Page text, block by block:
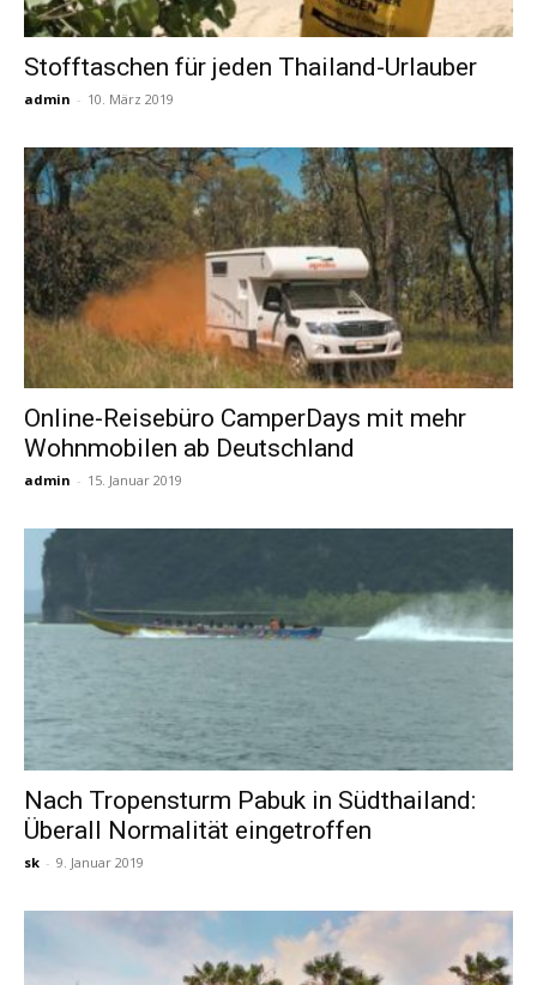
Stofftaschen für jeden Thailand-Urlauber
admin - 10. März 2019
Online-Reisebüro CamperDays mit mehr
Wohnmobilen ab Deutschland
admin - 15. Januar 2019
Nach Tropensturm Pabuk in Südthailand:
Überall Normalität eingetroffen
sk - 9. Januar 2019